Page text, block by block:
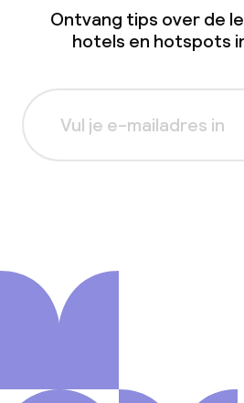
Ontvang tips over de
hotels en hotspots